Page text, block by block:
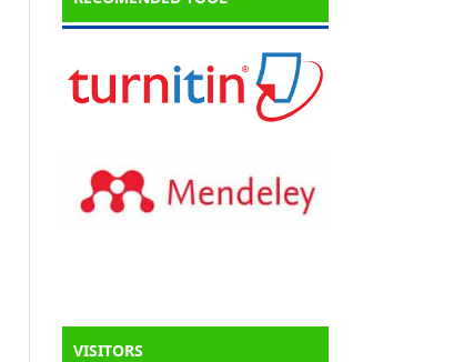
VISITORS